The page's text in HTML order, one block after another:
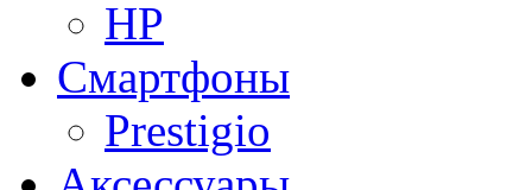
HP
Смартфоны
Prestigio